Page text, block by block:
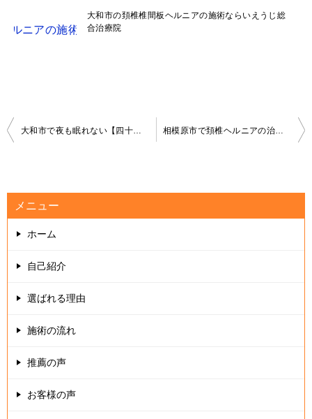
大和市の頚椎椎間板ヘルニアの施術ならいえうじ総
合治療院
投
ビ
ゲ
ー
シ
メニュー
ホーム
自己紹介
選ばれる理由
施術の流れ
推薦の声
お客様の声